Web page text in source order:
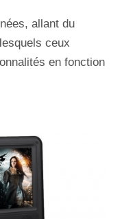
allant du
ceux
en fonction